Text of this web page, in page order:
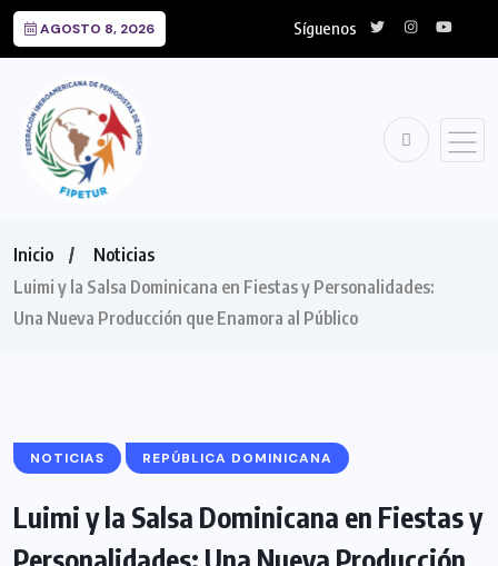
AGOSTO 8, 2026 Síguenos
Inicio
Noticias
Luimi y la Salsa Dominicana en Fiestas y Personalidades:
Una Nueva Producción que Enamora al Público
NOTICIAS REPÚBLICA DOMINICANA
Luimi y la Salsa Dominicana en Fiestas y